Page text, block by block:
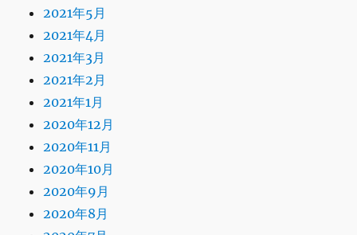
2021年5月
2021年4月
2021年3月
2021年2月
2021年1月
2020年12月
2020年11月
2020年10月
2020年9月
2020年8月